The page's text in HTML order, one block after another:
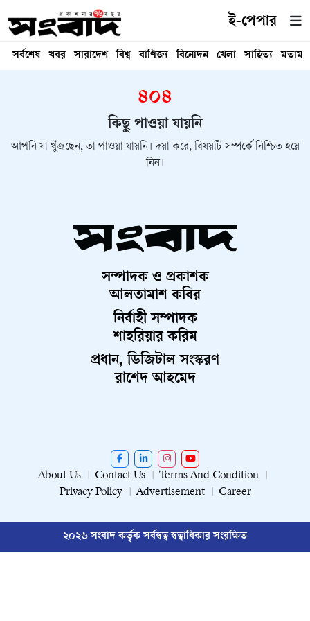
ই-পেপার
সর্বশেষ খবর সারাদেশ বিশ্ব বাণিজ্য বিনোদন খেলা সাহিত্য মতামত
৪০৪
কিছু পাওয়া যায়নি
আপনি যা খুঁজছেন, তা পাওয়া যায়নি। দয়া করে, বিষয়টি সম্পর্কে নিশ্চিত হয়ে
নিন।
সম্পাদক ও প্রকাশক
আলতামাশ কবির
নির্বাহী সম্পাদক
শাহরিয়ার করিম
প্রধান, ডিজিটাল সংস্করণ
রাশেদ আহমেদ
About Us Contact Us
Terms And Condition
Privacy Policy
Advertisement Career
২০২৬ সংবাদ কর্তৃক সর্বস্বত্ব স্বত্বাধিকার সংরক্ষিত